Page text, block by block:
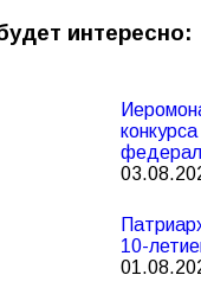
интересно:
10-